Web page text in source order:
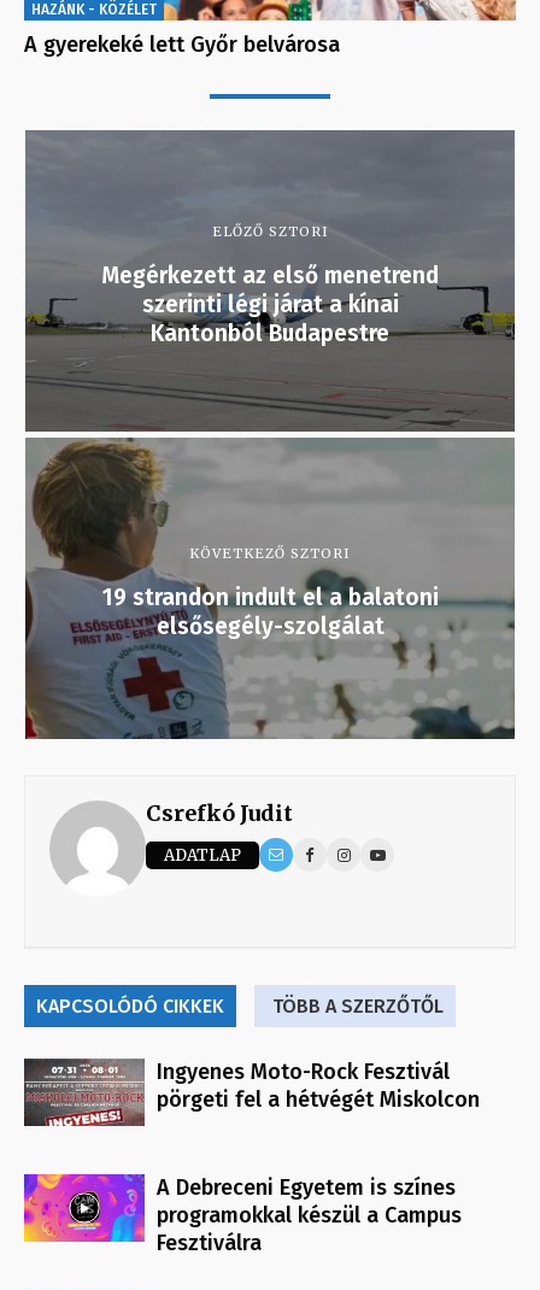
HAZÁNK - KÖZÉLET
A gyerekeké lett Győr belvárosa
ELŐZŐ SZTORI
Megérkezett az első menetrend
szerinti légi járat a kínai
Kantonból Budapestre
KÖVETKEZŐ SZTORI
19 strandon indult el a balatoni
elsősegély-szolgálat
Csrefkó Judit
ADATLAP
KAPCSOLÓDÓ CIKKEK TÖBB A SZERZŐTŐL
Ingyenes Moto-Rock Fesztivál
pörgeti fel a hétvégét Miskolcon
A Debreceni Egyetem is színes
programokkal készül a Campus
Fesztiválra